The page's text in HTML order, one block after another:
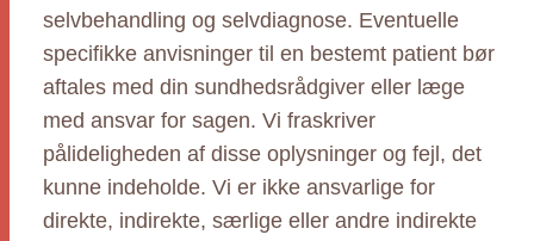
selvbehandling og selvdiagnose. Eventuelle
specifikke anvisninger til en bestemt patient bør
aftales med din sundhedsrådgiver eller læge
med ansvar for sagen. Vi fraskriver
pålideligheden af disse oplysninger og fejl, det
kunne indeholde. Vi er ikke ansvarlige for
direkte, indirekte, særlige eller andre indirekte